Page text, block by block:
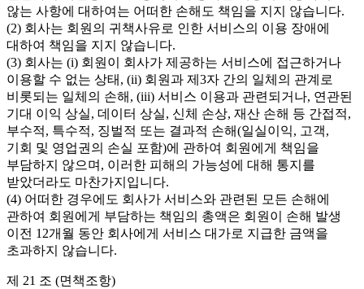
않는 사항에 대하여는 어떠한 손해도 책임을 지지 않습니다.
(2) 회사는 회원의 귀책사유로 인한 서비스의 이용 장애에
대하여 책임을 지지 않습니다.
(3) 회사는 (i) 회원이 회사가 제공하는 서비스에 접근하거나
이용할 수 없는 상태, (ii) 회원과 제3자 간의 일체의 관계로
비롯되는 일체의 손해, (iii) 서비스 이용과 관련되거나, 연관된
기대 이익 상실, 데이터 상실, 신체 손상, 재산 손해 등 간접적,
부수적, 특수적, 징벌적 또는 결과적 손해(일실이익, 고객,
기회 및 영업권의 손실 포함)에 관하여 회원에게 책임을
부담하지 않으며, 이러한 피해의 가능성에 대해 통지를
받았더라도 마찬가지입니다.
(4) 어떠한 경우에도 회사가 서비스와 관련된 모든 손해에
관하여 회원에게 부담하는 책임의 총액은 회원이 손해 발생
이전 12개월 동안 회사에게 서비스 대가로 지급한 금액을
초과하지 않습니다.
제 21 조 (면책조항)